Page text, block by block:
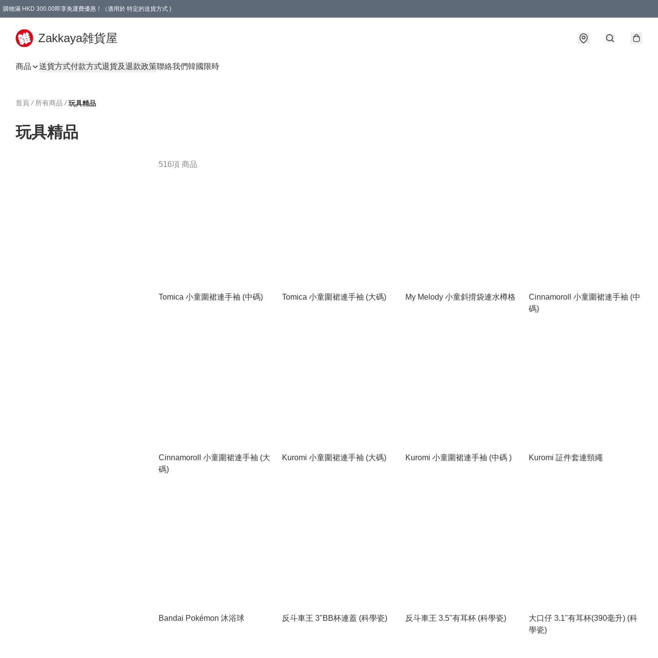
購物滿 HKD 300.00即享免運費優惠！（適用於 特定的送貨方式 )
Zakkaya雑貨屋
商品 送貨方式付款方式退貨及退款政策聯絡我們韓國限時
首頁 / 所有商品 / 玩具精品
玩具精品
516項 商品
Tomica 小童圍裙連手袖 (中碼) Tomica 小童圍裙連手袖 (大碼) My Melody 小童斜揹袋連水樽格
Cinnamoroll 小童圍裙連手袖 (中
碼)
Cinnamoroll 小童圍裙連手袖 (大
碼)
Kuromi 小童圍裙連手袖 (大碼) Kuromi 小童圍裙連手袖 (中碼 ) Kuromi 証件套連頸繩
Bandai Pokémon 沐浴球 反斗車王 3"BB杯連蓋 (科學瓷) 反斗車王 3.5"有耳杯 (科學瓷)
大口仔 3.1"有耳杯(390毫升) (科
學瓷)